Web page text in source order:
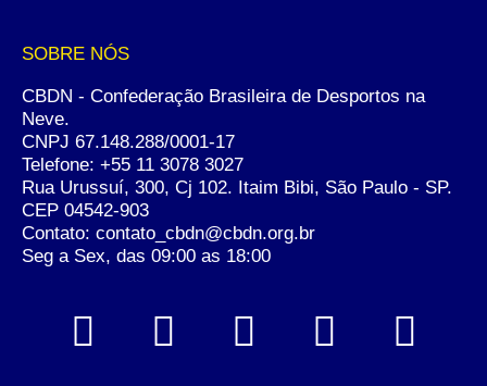
SOBRE NÓS
CBDN - Confederação Brasileira de Desportos na
Neve.
CNPJ 67.148.288/0001-17
Telefone: +55 11 3078 3027
Rua Urussuí, 300, Cj 102. Itaim Bibi, São Paulo - SP.
CEP 04542-903
Contato: contato_cbdn@cbdn.org.br
Seg a Sex, das 09:00 as 18:00